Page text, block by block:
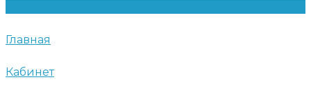
Главная
Кабинет